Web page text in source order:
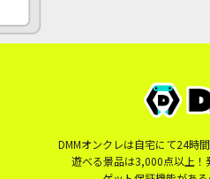
DMMオンクレは自宅にて24時
遊べる景品は3,000点以上！